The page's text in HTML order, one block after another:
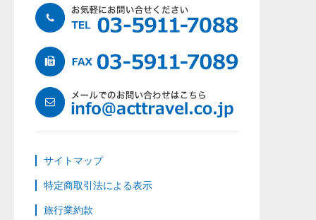
サイトマップ
特定商取引法による表示
旅行業約款